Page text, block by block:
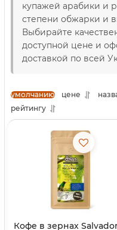
купажей арабики и
степени обжарки и
Выбирайте
доступной цене и
доставкой по всей
умолчанию цене
рейтингу
Кофе в зернах